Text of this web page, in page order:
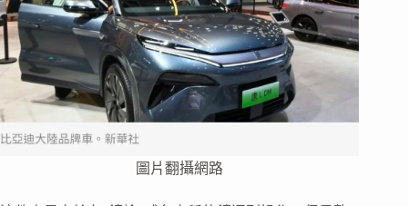
圖片翻攝網路